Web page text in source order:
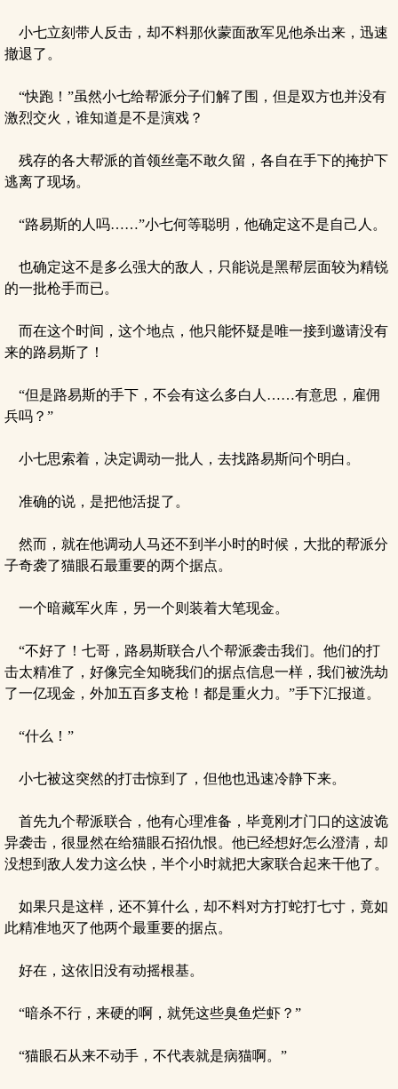
小七立刻带人反击，却不料那伙蒙面敌军见他杀出来，迅速
撤退了。
“快跑！”虽然小七给帮派分子们解了围，但是双方也并没有
激烈交火，谁知道是不是演戏？
残存的各大帮派的首领丝毫不敢久留，各自在手下的掩护下
逃离了现场。
“路易斯的人吗……”小七何等聪明，他确定这不是自己人。
也确定这不是多么强大的敌人，只能说是黑帮层面较为精锐
的一批枪手而已。
而在这个时间，这个地点，他只能怀疑是唯一接到邀请没有
来的路易斯了！
“但是路易斯的手下，不会有这么多白人……有意思，雇佣
兵吗？”
小七思索着，决定调动一批人，去找路易斯问个明白。
准确的说，是把他活捉了。
然而，就在他调动人马还不到半小时的时候，大批的帮派分
子奇袭了猫眼石最重要的两个据点。
一个暗藏军火库，另一个则装着大笔现金。
“不好了！七哥，路易斯联合八个帮派袭击我们。他们的打
击太精准了，好像完全知晓我们的据点信息一样，我们被洗劫
了一亿现金，外加五百多支枪！都是重火力。”手下汇报道。
“什么！”
小七被这突然的打击惊到了，但他也迅速冷静下来。
首先九个帮派联合，他有心理准备，毕竟刚才门口的这波诡
异袭击，很显然在给猫眼石招仇恨。他已经想好怎么澄清，却
没想到敌人发力这么快，半个小时就把大家联合起来干他了。
如果只是这样，还不算什么，却不料对方打蛇打七寸，竟如
此精准地灭了他两个最重要的据点。
好在，这依旧没有动摇根基。
“暗杀不行，来硬的啊，就凭这些臭鱼烂虾？”
“猫眼石从来不动手，不代表就是病猫啊。”